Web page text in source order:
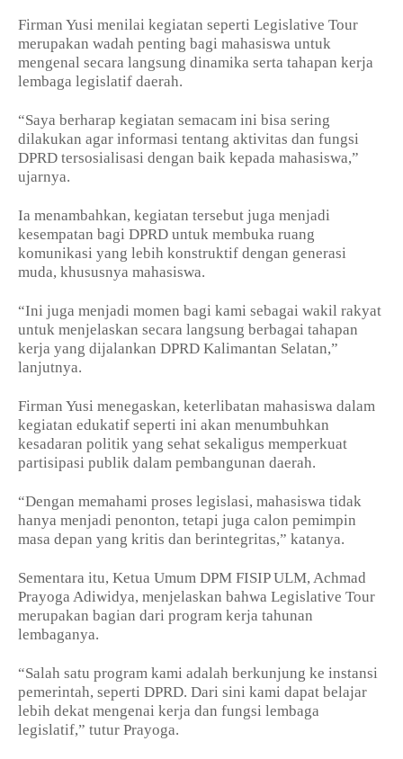
Firman Yusi menilai kegiatan seperti Legislative Tour
merupakan wadah penting bagi mahasiswa untuk
mengenal secara langsung dinamika serta tahapan kerja
lembaga legislatif daerah.
“Saya berharap kegiatan semacam ini bisa sering
dilakukan agar informasi tentang aktivitas dan fungsi
DPRD tersosialisasi dengan baik kepada mahasiswa,”
ujarnya.
Ia menambahkan, kegiatan tersebut juga menjadi
kesempatan bagi DPRD untuk membuka ruang
komunikasi yang lebih konstruktif dengan generasi
muda, khususnya mahasiswa.
“Ini juga menjadi momen bagi kami sebagai wakil rakyat
untuk menjelaskan secara langsung berbagai tahapan
kerja yang dijalankan DPRD Kalimantan Selatan,”
lanjutnya.
Firman Yusi menegaskan, keterlibatan mahasiswa dalam
kegiatan edukatif seperti ini akan menumbuhkan
kesadaran politik yang sehat sekaligus memperkuat
partisipasi publik dalam pembangunan daerah.
“Dengan memahami proses legislasi, mahasiswa tidak
hanya menjadi penonton, tetapi juga calon pemimpin
masa depan yang kritis dan berintegritas,” katanya.
Sementara itu, Ketua Umum DPM FISIP ULM, Achmad
Prayoga Adiwidya, menjelaskan bahwa Legislative Tour
merupakan bagian dari program kerja tahunan
lembaganya.
“Salah satu program kami adalah berkunjung ke instansi
pemerintah, seperti DPRD. Dari sini kami dapat belajar
lebih dekat mengenai kerja dan fungsi lembaga
legislatif,” tutur Prayoga.